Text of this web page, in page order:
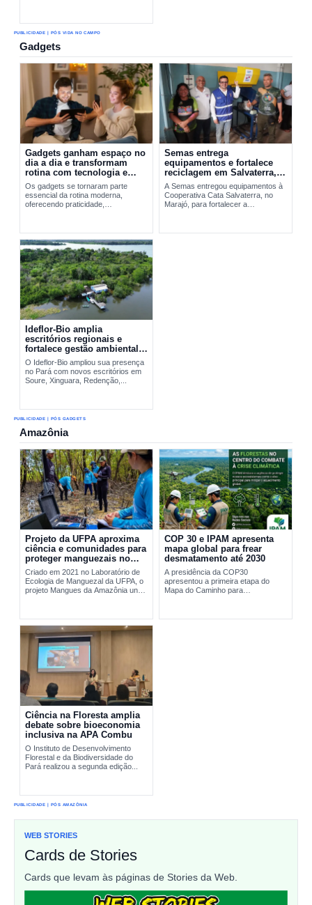
PUBLICIDADE | PÓS VIDA NO CAMPO
Gadgets
Gadgets ganham espaço no
dia a dia e transformam
rotina com tecnologia e
praticidade
Os gadgets se tornaram parte
essencial da rotina moderna,
oferecendo praticidade,
dispositivos vai do Walkman aos
smartphones...
Semas entrega
equipamentos e fortalece
reciclagem em Salvaterra,
no Marajó
A Semas entregou equipamentos à
Cooperativa Cata Salvaterra, no
Marajó, para fortalecer a
Ideflor-Bio amplia
escritórios regionais e
fortalece gestão ambiental
no Pará
O Ideflor-Bio ampliou sua presença
no Pará com novos escritórios em
Soure, Xinguara, Redenção,...
PUBLICIDADE | PÓS GADGETS
Amazônia
Projeto da UFPA aproxima
ciência e comunidades para
proteger manguezais no
Pará
Criado em 2021 no Laboratório de
Ecologia de Manguezal da UFPA, o
projeto Mangues da Amazônia une
COP 30 e IPAM apresenta
mapa global para frear
desmatamento até 2030
A presidência da COP30
apresentou a primeira etapa do
Mapa do Caminho para
Ciência na Floresta amplia
debate sobre bioeconomia
inclusiva na APA Combu
O Instituto de Desenvolvimento
Florestal e da Biodiversidade do
Pará realizou a segunda edição...
PUBLICIDADE | PÓS AMAZÔNIA
WEB STORIES
Cards de Stories
Cards que levam às páginas de Stories da Web.